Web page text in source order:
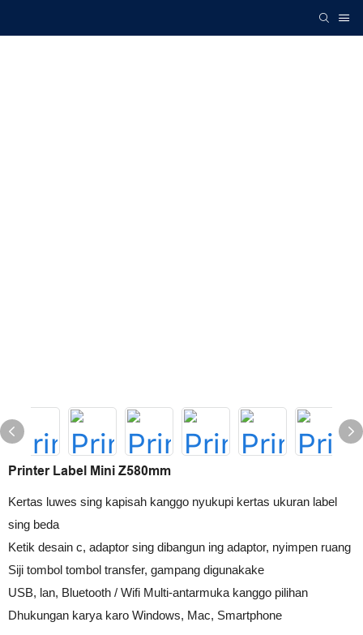
Printer Label Mini Z580mm
Kertas luwes sing kapisah kanggo nyukupi kertas ukuran label
sing beda
Ketik desain c, adaptor sing dibangun ing adaptor, nyimpen ruang
Siji tombol tombol transfer, gampang digunakake
USB, lan, Bluetooth / Wifi Multi-antarmuka kanggo pilihan
Dhukungan karya karo Windows, Mac, Smartphone